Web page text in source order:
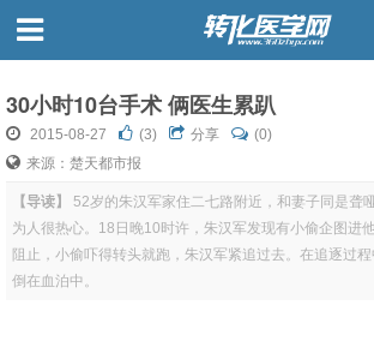
30小时10台手术 俩医生累趴
2015-08-27 (3) 分享
(0)
来源：楚天都市报
【导读】
52岁的朱汉军家住二七路附近，和妻子同是聋
为人很热心。18日晚10时许，朱汉军发现有小偷企图进
阻止，小偷吓得转头就跑，朱汉军紧追过去。在追逐过
倒在血泊中。